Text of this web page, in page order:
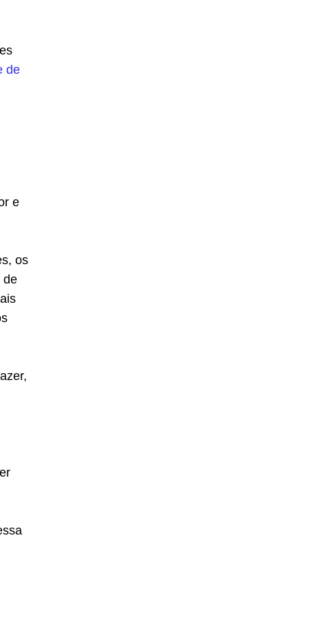
de
e
os
de